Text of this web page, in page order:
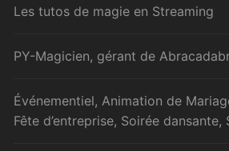
Les tutos de magie en Streaming
PY-Magicien, gérant de
Événementiel, Animation de
Fête d’entreprise, Soirée